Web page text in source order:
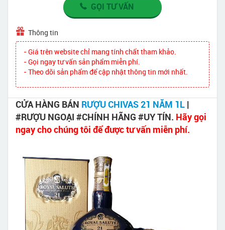
GỌI TƯ VẤN
Thông tin
- Giá trên website chỉ mang tính chất tham khảo.
- Gọi ngay tư vấn sản phẩm miễn phí.
- Theo dõi sản phẩm để cập nhật thông tin mới nhất.
CỬA HÀNG BÁN RƯỢU CHIVAS 21 NĂM 1L |
#RƯỢU NGOẠI #CHÍNH HÃNG #UY TÍN. Hãy gọi
ngay cho chúng tôi để được tư vấn miễn phí.